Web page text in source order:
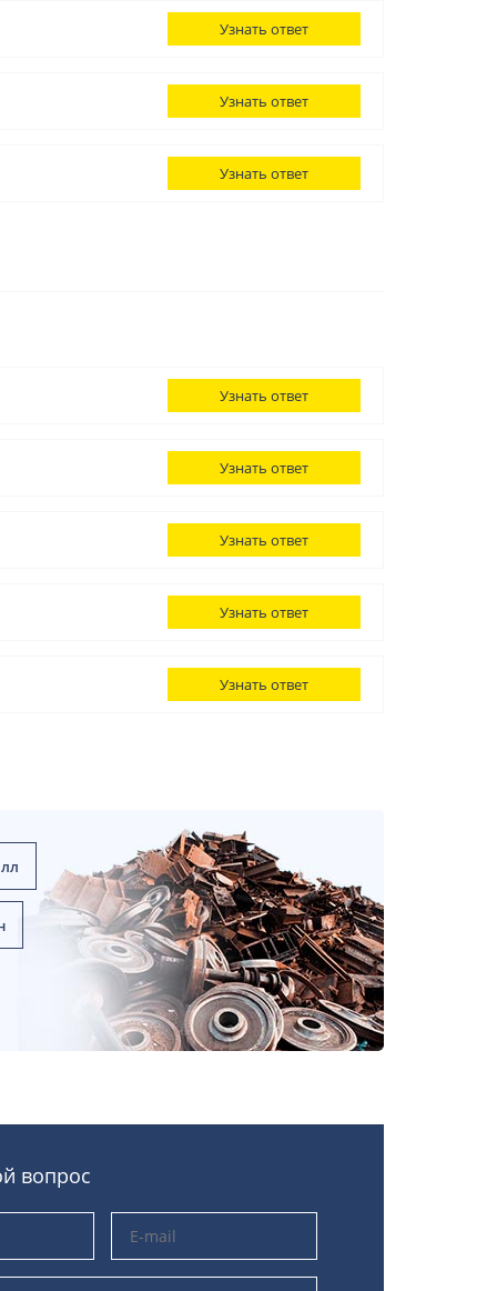
Узнать ответ
Узнать ответ
Узнать ответ
Узнать ответ
Узнать ответ
Узнать ответ
Узнать ответ
Узнать ответ
вопрос